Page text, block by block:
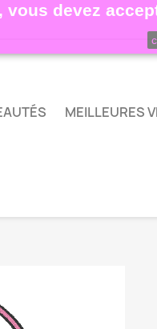
devez
MEILLEURES